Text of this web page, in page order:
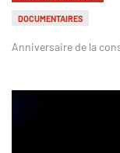
DOCUMENTAIRES
Anniversaire de la